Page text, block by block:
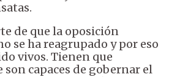
de que la oposición
se ha reagrupado y por eso
vivos. Tienen que
son capaces de gobernar el